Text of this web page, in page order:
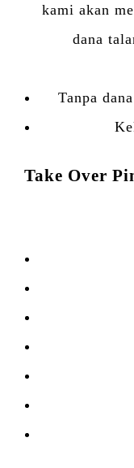
kami akan
dana
Tanpa
Take Over